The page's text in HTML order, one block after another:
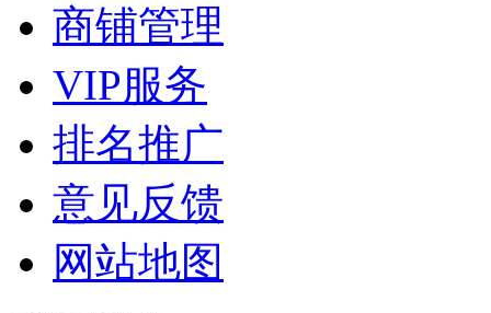
商铺管理
VIP服务
排名推广
意见反馈
网站地图